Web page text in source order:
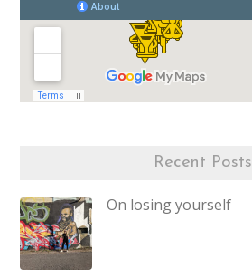
Recent Posts
On losing yourself